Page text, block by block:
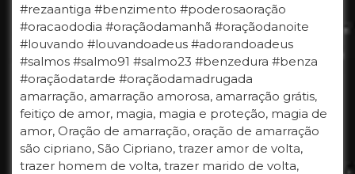
#rezaantiga #benzimento #poderosaoração
#oracaododia #oraçãodamanhã #oraçãodanoite
#louvando #louvandoadeus #adorandoadeus
#salmos #salmo91 #salmo23 #benzedura #benza
#oraçãodatarde #oraçãodamadrugada
amarração, amarração amorosa, amarração grátis,
feitiço de amor, magia, magia e proteção, magia de
amor, Oração de amarração, oração de amarração
são cipriano, São Cipriano, trazer amor de volta,
trazer homem de volta, trazer marido de volta,